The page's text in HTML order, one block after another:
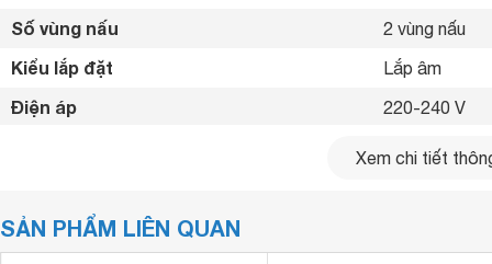
Số vùng nấu 2 vùng nấu
Kiểu lắp đặt Lắp âm
Điện áp 220-240 V
4800 W
Bảng điều khiển
Xem chi tiết
SẢN PHẨM LIÊN QUAN